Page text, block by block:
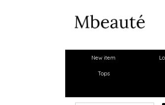
New item
Tops